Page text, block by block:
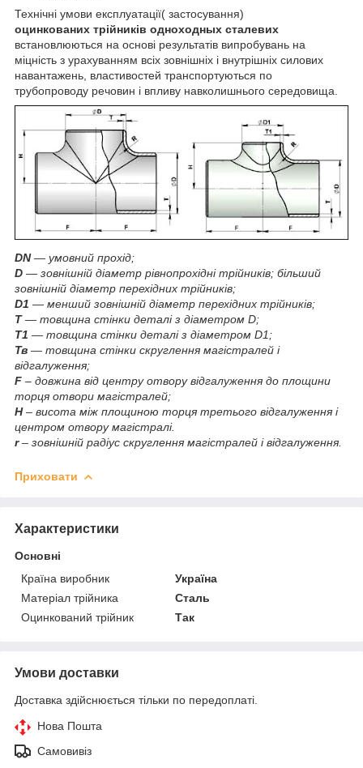
Технічні умови експлуатації( застосування)
оцинкованих трійників одноходных сталевих
встановлюються на основі результатів випробувань на
міцність з урахуванням всіх зовнішніх і внутрішніх силових
навантажень, властивостей транспортуються по
трубопроводу речовин і впливу навколишнього середовища.
DN — умовний прохід;
D — зовнішній діаметр рівнопрохідні трійників; більший
зовнішній діаметр перехідних трійників;
D1 — менший зовнішній діаметр перехідних трійників;
Т— товщина стінки деталі з діаметром D;
Т1 — товщина стінки деталі з діаметром D1;
Тв — товщина стінки скруглення магістралей і
відгалуження;
F – довжина від центру отвору відгалуження до площини
торця отвори магістралей;
Н– висота між площиною торця третього відгалуження і
центром отвору магістралі.
r– зовнішній радіус скруглення магістралей і відгалуження.
Приховати
Характеристики
Основні
Країна виробник
Україна
Матеріал трійника
Сталь
Оцинкований трійник
Так
Умови доставки
Доставка здійснюється тільки по передоплаті.
Нова Пошта
Самовивіз